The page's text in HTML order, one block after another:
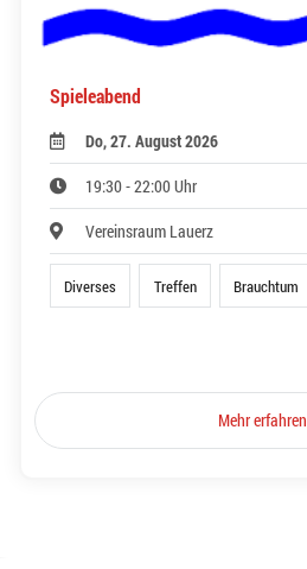
Spieleabend
Do, 27. August 2026
19:30 - 22:00 Uhr
Vereinsraum Lauerz
Diverses Treffen Brauchtum
Mehr erfahren